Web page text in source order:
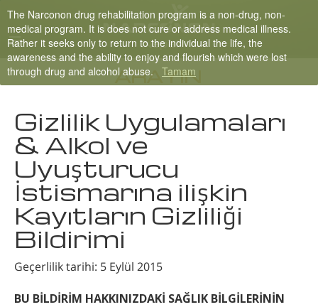
Nepali
English
Turkish
ARAYIN
Gizlilik Uygulamaları
& Alkol ve
Uyuşturucu
İstismarına ilişkin
Kayıtların Gizliliği
Bildirimi
Geçerlilik tarihi: 5 Eylül 2015
BU BİLDİRİM HAKKINIZDAKİ SAĞLIK BİLGİLERİNİN
The Narconon drug rehabilitation program is a non-drug, non-
medical program. It is does not cure or address medical illness.
Rather it seeks only to return to the individual the life, the
awareness and the ability to enjoy and flourish which were lost
through drug and alcohol abuse. Tamam